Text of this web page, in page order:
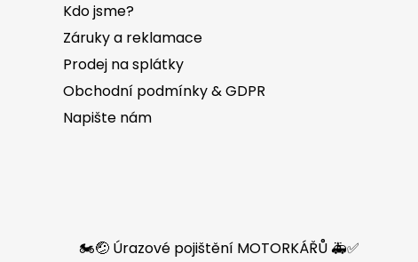
Kdo jsme?
Záruky a reklamace
Prodej na splátky
Obchodní podmínky & GDPR
Napište nám
🏍️🤕 Úrazové pojištění MOTORKÁŘŮ 🚑✅